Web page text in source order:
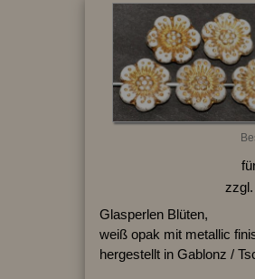
zzgl.
Glasperlen Blüten,
weiß opak mit metallic
hergestellt in Gablonz /